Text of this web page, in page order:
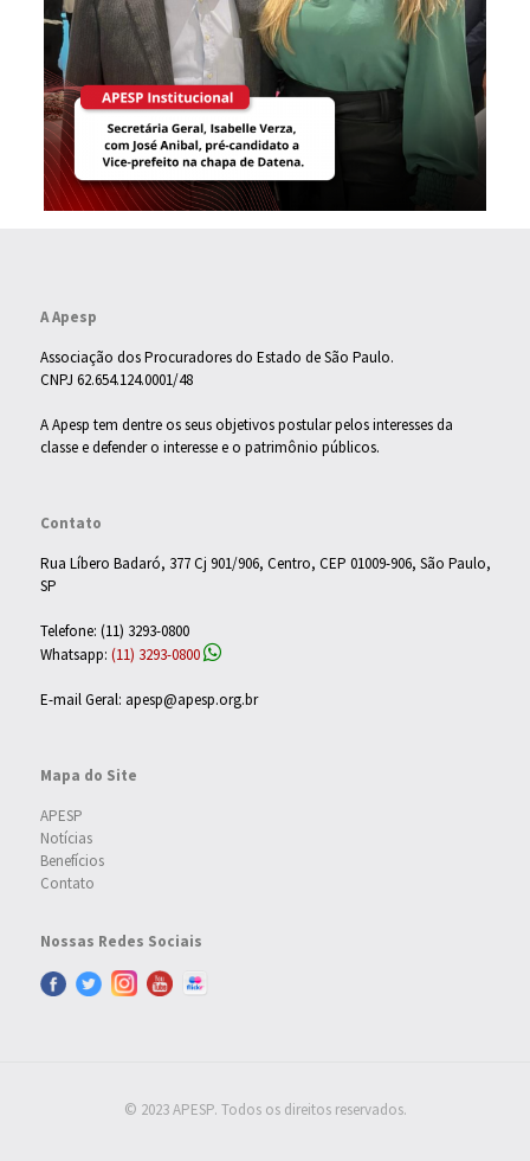
A Apesp
Associação dos Procuradores do Estado de São Paulo.
CNPJ 62.654.124.0001/48
A Apesp tem dentre os seus objetivos postular pelos interesses da
classe e defender o interesse e o patrimônio públicos.
Contato
Rua Líbero Badaró, 377 Cj 901/906, Centro, CEP 01009-906, São Paulo,
SP
Telefone: (11) 3293-0800
Whatsapp: (11) 3293-0800
E-mail Geral: apesp@apesp.org.br
Mapa do Site
APESP
Notícias
Benefícios
Contato
Nossas Redes Sociais
© 2023 APESP. Todos os direitos reservados.